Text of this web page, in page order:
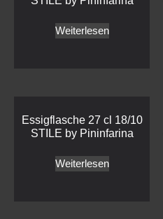
Weiterlesen
Essigflasche 27 cl 18/10
STILE by Pininfarina
Weiterlesen